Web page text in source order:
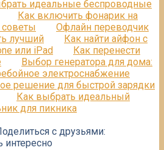
идеальные беспроводные
Как включить фонарик на
советы
Офлайн переводчик
лучший
Как найти айфон с
или iPad
Как перенести
Выбор генератора для дома:
электроснабжение
решение для быстрой зарядки
Как выбрать идеальный
для пикника
с друзьями: